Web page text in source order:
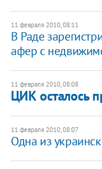
11 февраля 2010, 08:11
В Раде
афер с
11 февраля 2010, 08:08
ЦИК осталось
11 февраля 2010, 08:07
Одна из